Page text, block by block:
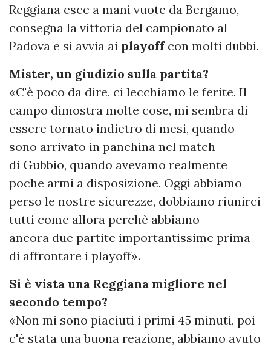
Reggiana esce a mani vuote da Bergamo,
consegna la vittoria del campionato al
Padova e si avvia ai playoffcon molti dubbi.
Mister, un giudizio sulla partita?
«C'è poco da dire, ci lecchiamo le ferite. Il
campo dimostra molte cose, mi sembra di
essere tornato indietro di mesi, quando
sono arrivato in panchina nel match
di Gubbio, quando avevamo realmente
poche armi a disposizione. Oggi abbiamo
perso le nostre sicurezze, dobbiamo riunirci
tutti come allora perchè abbiamo
ancora due partite importantissime prima
di affrontare i playoff».
Si è vista una Reggiana migliore nel
secondo tempo?
«Non mi sono piaciuti i primi 45 minuti, poi
c'è stata una buona reazione, abbiamo avuto